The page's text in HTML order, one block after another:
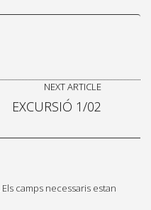
NEXT ARTICLE
EXCURSIÓ 1/02
Els camps necessaris estan